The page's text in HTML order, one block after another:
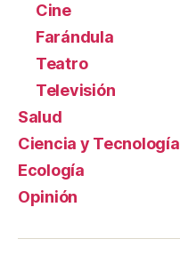
Cine
Farándula
Teatro
Televisión
Salud
Ciencia y Tecnología
Ecología
Opinión